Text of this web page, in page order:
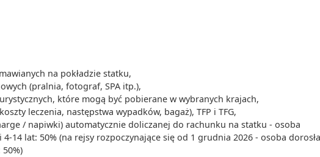
na pokładzie statku,
(pralnia, fotograf, SPA itp.),
które mogą być pobierane w wybranych krajach,
leczenia, następstwa wypadków, bagaż), TFP i TFG,
/ napiwki) automatycznie doliczanej do rachunku na statku - osoba
4-14 lat: 50% (na rejsy rozpoczynające się od 1 grudnia 2026 - osoba